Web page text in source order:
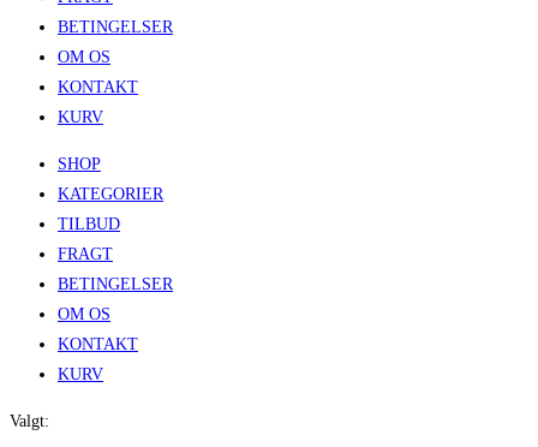
BETINGELSER
OM OS
KONTAKT
KURV
SHOP
KATEGORIER
TILBUD
FRAGT
BETINGELSER
OM OS
KONTAKT
KURV
Valgt: